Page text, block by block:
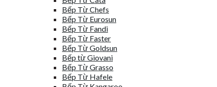
Bếp Từ Chefs
Bếp Từ Eurosun
Bếp Từ Fandi
Bếp Từ Faster
Bếp Từ Goldsun
Bếp từ Giovani
Bếp Từ Grasso
Bếp Từ Hafele